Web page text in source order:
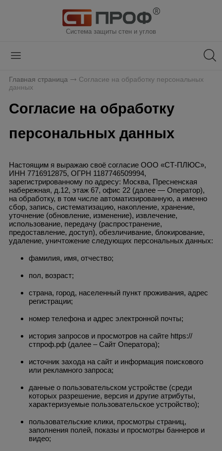
Система защиты стен и углов
Главная страница
Согласие на обработку персональных
данных
Согласие на обработку
персональных данных
Настоящим я выражаю своё согласие ООО «СТ-ПЛЮС»,
ИНН 7716912875, ОГРН 1187746509994,
зарегистрированному по адресу: Москва, Пресненская
набережная, д.12, этаж 67, офис 22 (далее — Оператор),
на обработку, в том числе автоматизированную, а именно
сбор, запись, систематизацию, накопление, хранение,
уточнение (обновление, изменение), извлечение,
использование, передачу (распространение,
предоставление, доступ), обезличивание, блокирование,
удаление, уничтожение следующих персональных данных:
фамилия, имя, отчество;
пол, возраст;
страна, город, населенный пункт проживания, адрес
регистрации;
номер телефона и адрес электронной почты;
история запросов и просмотров на сайте https://
стпроф.рф (далее – Сайт Оператора);
источник захода на сайт и информация поискового
или рекламного запроса;
данные о пользовательском устройстве (среди
которых разрешение, версия и другие атрибуты,
характеризуемые пользовательское устройство);
пользовательские клики, просмотры страниц,
заполнения полей, показы и просмотры баннеров и
видео;